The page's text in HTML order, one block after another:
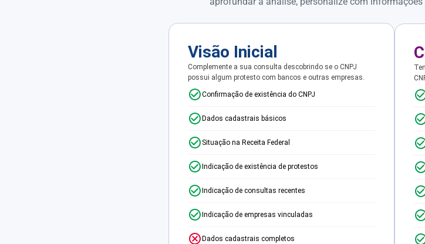
Visão Inicial
Complemente a sua consulta descobrindo se o CNPJ
possui algum protesto com bancos e outras empresas.
Confirmação de existência do CNPJ
Dados cadastrais básicos
Situação na Receita Federal
Indicação de existência de protestos
Indicação de consultas recentes
Indicação de empresas vinculadas
Dados cadastrais completos